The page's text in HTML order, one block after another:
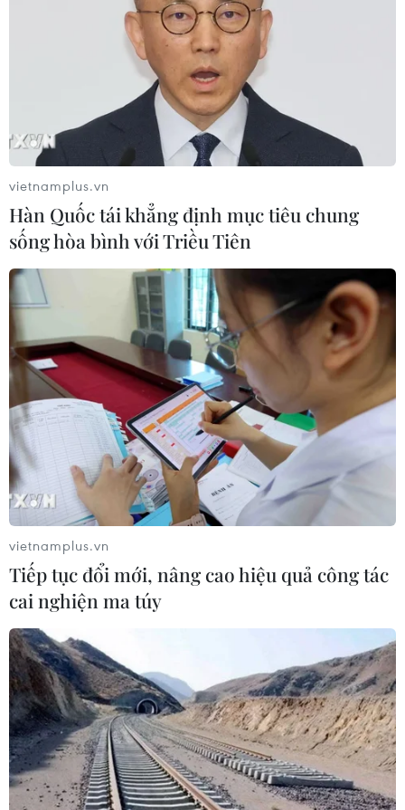
TIN LIÊN QUAN
Thổ Nhĩ Kỹ và Nga bắt đầu tuần tra chung
ở miền Bắc Syria
01/11/2019 11:04
Các lực lượng chung Nga-Thổ Nhĩ Kỳ sẽ bắt đầu tuần
tra chung trên thực địa ở vùng lãnh thổ thuộc Đông Bắc
Syria, trong phạm vi bán kính 7km tính từ biên giới với
Thổ Nhĩ Kỳ.
vietnamplus.vn
Hàn Quốc tái khẳng định mục tiêu chung
sống hòa bình với Triều Tiên
vietnamplus.vn
Tiếp tục đổi mới, nâng cao hiệu quả công tác
cai nghiện ma túy